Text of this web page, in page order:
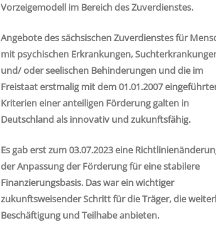
Vorzeigemodell im Bereich des Zuverdienstes.
Angebote des sächsischen Zuverdienstes für
mit psychischen Erkrankungen,
und/ oder seelischen Behinderungen und die im
Freistaat erstmalig mit dem 01.01.2007
Kriterien einer anteiligen Förderung galten in
Deutschland als innovativ und zukunftsfähig.
Es gab erst zum 03.07.2023 eine
der Anpassung der Förderung für eine stabilere
Finanzierungsbasis. Das war ein wichtiger
zukunftsweisender Schritt für die Träger, die
Beschäftigung und Teilhabe anbieten.